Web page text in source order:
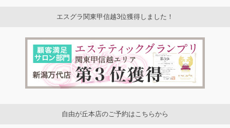
エスグラ関東甲信越3位獲得しました！
自由が丘本店のご予約はこちらから